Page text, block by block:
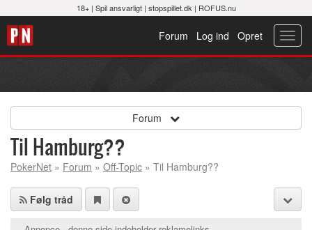
18+ | Spil ansvarligt| stopspillet.dk | ROFUS.nu
Opret
Log ind
Forum
Forum
Til Hamburg??
PokerNet » Forum » Off-Topic » Til Hamburg??
Følg tråd